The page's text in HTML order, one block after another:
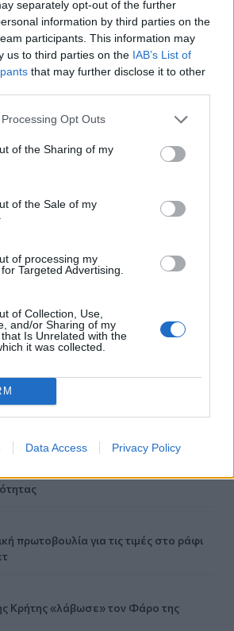
separately opt-out of the further
information by third parties on the
participants. This information may
us to third parties on the IAB’s List of
that may further disclose it to other
Opt Outs
of the Sharing of my
of the Sale of my
of processing my
Targeted Advertising.
of Collection, Use,
and/or Sharing of my
Is Unrelated with the
it was collected.
Data Access Privacy Policy
ελικόπτερο ενώ επιχειρούσε
«πρώτη διαδρομή» για χελωνάκια
διακοπή κυκλοφορίας στο τμήμα
λόγω ανατίναξης
προβοκάτσια» το περιστατικό με το
τη ρωσική πρεσβεία
η φωτιά στα Αχλάδια - Μικρή η
πρωτοβουλία για τις τιμές στο ράφι
Κρήτης «λάβωσε» τον Φάρο της